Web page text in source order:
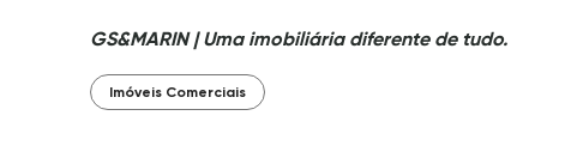
GS&MARIN | Uma imobiliária diferente de tudo.
Imóveis Comerciais